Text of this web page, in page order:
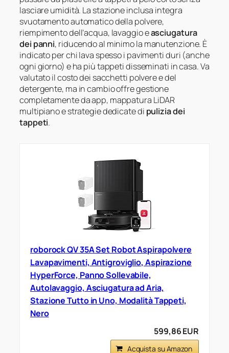
lasciare umidità. La stazione inclusa integra
svuotamento automatico della polvere,
riempimento dell’acqua, lavaggio easciugatura
dei panni, riducendo al minimo la manutenzione. È
indicato per chi lava spesso i pavimenti duri (anche
ogni giorno) e ha più tappeti disseminati in casa. Va
valutato il costo dei sacchetti polvere e del
detergente, ma in cambio offre gestione
completamente da app, mappatura LiDAR
multipiano e strategie dedicate di pulizia dei
tappeti.
roborock QV 35A Set Robot Aspirapolvere
Lavapavimenti, Antigroviglio, Aspirazione
HyperForce, Panno Sollevabile,
Autolavaggio, Asciugatura ad Aria,
Stazione Tutto in Uno, Modalità Tappeti,
Nero
599,86 EUR
Acquista su Amazon